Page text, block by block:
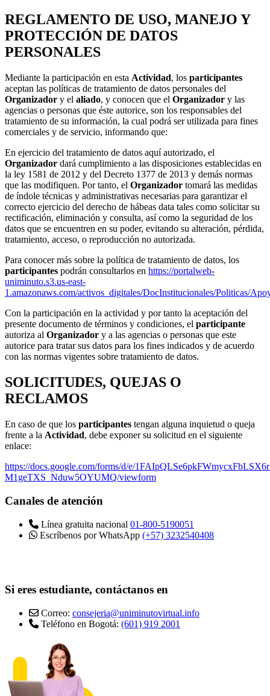
REGLAMENTO DE USO, MANEJO Y
PROTECCIÓN DE DATOS
PERSONALES
Mediante la participación en esta Actividad, los participantes
aceptan las políticas de tratamiento de datos personales del
Organizador y el aliado, y conocen que el Organizador y las
agencias o personas que éste autorice, son los responsables del
tratamiento de su información, la cual podrá ser utilizada para fines
comerciales y de servicio, informando que:
En ejercicio del tratamiento de datos aquí autorizado, el
Organizador dará cumplimiento a las disposiciones establecidas en
la ley 1581 de 2012 y del Decreto 1377 de 2013 y demás normas
que las modifiquen. Por tanto, el Organizador tomará las medidas
de índole técnicas y administrativas necesarias para garantizar el
correcto ejercicio del derecho de hábeas data tales como solicitar su
rectificación, eliminación y consulta, así como la seguridad de los
datos que se encuentren en su poder, evitando su alteración, pérdida,
tratamiento, acceso, o reproducción no autorizada.
Para conocer más sobre la política de tratamiento de datos, los
participantes podrán consultarlos en https://portalweb-
uniminuto.s3.us-east-
1.amazonaws.com/activos_digitales/DocInstitucionales/Politicas/
Con la participación en la actividad y por tanto la aceptación del
presente documento de términos y condiciones, el participante
autoriza al Organizador y a las agencias o personas que este
autorice para tratar sus datos para los fines indicados y de acuerdo
con las normas vigentes sobre tratamiento de datos.
SOLICITUDES, QUEJAS O
RECLAMOS
En caso de que los participantes tengan alguna inquietud o queja
frente a la Actividad, debe exponer su solicitud en el siguiente
enlace:
https://docs.google.com/forms/d/e/
M1geTXS_Nduw5OYUMQ/viewform
Canales de atención
Línea gratuita nacional 01-800-5190051
Escríbenos por WhatsApp (+57) 3232540408
Si eres estudiante, contáctanos en
Correo: consejeria@uniminutovirtual.info
Teléfono en Bogotá: (601) 919 2001